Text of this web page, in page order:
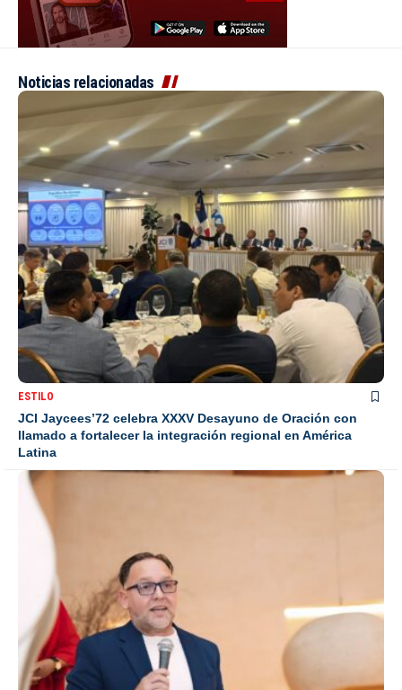
Noticias relacionadas
ESTILO
JCI Jaycees’72 celebra XXXV Desayuno de Oración con
llamado a fortalecer la integración regional en América
Latina